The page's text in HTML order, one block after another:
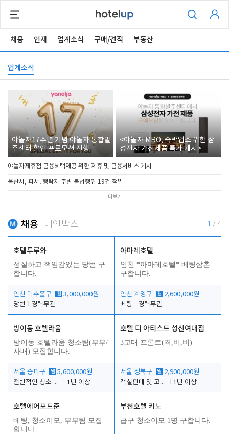
채용 인재 업계소식 구매/견적 부동산
업계소식
야놀자17주년 기념 야놀자 통합발
주센터 할인 프로모션 진행
<야놀자 MRO, 숙박업소 위한 삼
성전자 가전제품 특가 개시>
야놀자제휴점 금융혜택제공 위한 제휴 및 금융서비스 게시
울산시, 피서․행락지 주변 불법행위 19건 적발
더보기
채용 메인박스 1 / 4
호텔두루와
성실하고 책임감있는 당번 구
합니다.
인천 미추홀구 월 3,000,000원
당번
경력무관
아마레호텔
인천 *아마레호텔* 베팅삼촌
구합니다.
인천 계양구 월 2,600,000원
베팅
경력무관
방이동 호텔라움
방이동 호텔라움 청소팀(부부/
자매) 모집합니다.
서울 송파구 월 5,600,000원
전반적인 청소 업무(객실청소.객실정리)
1년 이상
호텔 디 아티스트 성신여대점
3교대 프론트(격,비,비)
서울 성북구 월 2,900,000원
객실판매 및 고객응대
1년 이상
호텔에어포트준
베팅, 청소이모, 부부팀 모집
합니다.
부천호텔 키노
급구 청소이모 1명 구합니다.